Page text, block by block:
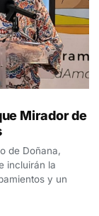
Mirador de
de Doñana,
incluirán la
y un